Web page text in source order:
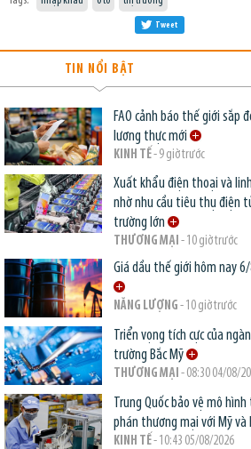
Tweet
TIN NỔI BẬT
FAO cảnh báo thế giới sắp
lương thực mới
KINH TẾ- 9 giờ trước
Xuất khẩu điện thoại và
nhờ nhu cầu tiêu thụ điện
trường lớn
THƯƠNG MẠI - 10 giờ trước
Giá dầu thế giới hôm nay 6/
NĂNG LƯỢNG - 10 giờ trước
Triển vọng tích cực của
trường Bắc Mỹ
THƯƠNG MẠI - 08:30 04/08/
Trung Quốc bảo vệ mô
phán thương mại với Mỹ và
KINH TẾ- 10:43 05/08/2026